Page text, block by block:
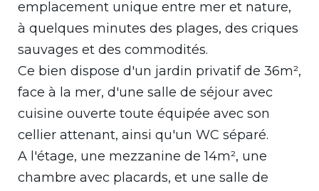
emplacement unique entre mer et nature,
à quelques minutes des plages, des criques
sauvages et des commodités.
Ce bien dispose d'un jardin privatif de 36m²,
face à la mer, d'une salle de séjour avec
cuisine ouverte toute équipée avec son
cellier attenant, ainsi qu'un WC séparé.
A l'étage, une mezzanine de 14m², une
chambre avec placards, et une salle de